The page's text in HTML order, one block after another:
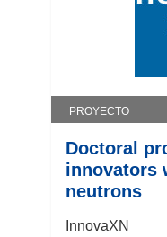
PROYECTO
Doctoral
innovators
neutrons
InnovaXN